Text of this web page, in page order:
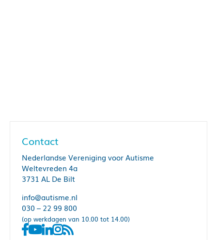
Contact
Nederlandse Vereniging voor Autisme
Weltevreden 4a
3731 AL De Bilt
info@autisme.nl
030 – 22 99 800
(op werkdagen van 10.00 tot 14.00)